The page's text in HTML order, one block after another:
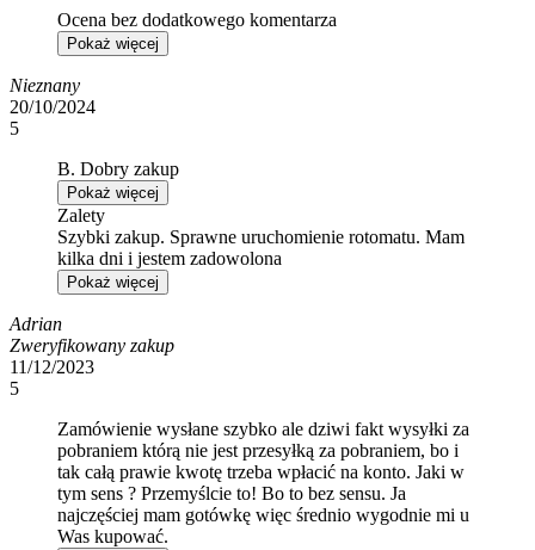
Ocena bez dodatkowego komentarza
Pokaż więcej
Nieznany
20/10/2024
5
B. Dobry zakup
Pokaż więcej
Zalety
Szybki zakup. Sprawne uruchomienie rotomatu. Mam
kilka dni i jestem zadowolona
Pokaż więcej
Adrian
Zweryfikowany zakup
11/12/2023
5
Zamówienie wysłane szybko ale dziwi fakt wysyłki za
pobraniem którą nie jest przesyłką za pobraniem, bo i
tak całą prawie kwotę trzeba wpłacić na konto. Jaki w
tym sens ? Przemyślcie to! Bo to bez sensu. Ja
najczęściej mam gotówkę więc średnio wygodnie mi u
Was kupować.